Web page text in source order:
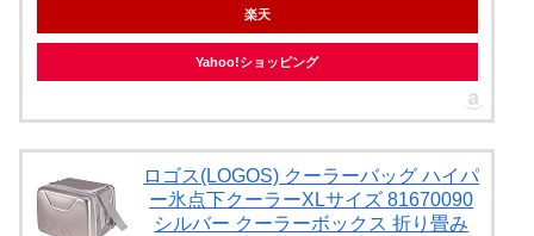
楽天
Yahoo!ショッピング
ロゴス(LOGOS) クーラーバッグ ハイパ
ー氷点下クーラーXLサイズ 81670090
シルバー クーラーボックス 折り畳み